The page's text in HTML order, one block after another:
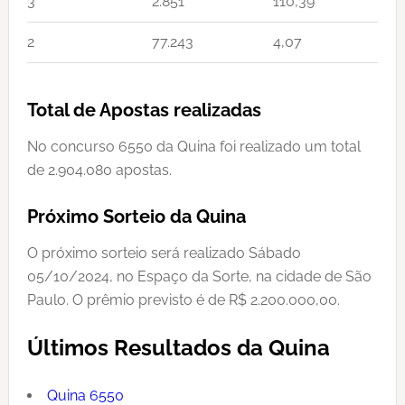
2 77.243 4,07
Total de Apostas realizadas
No concurso 6550 da Quina foi realizado um total
de 2.904.080 apostas.
Próximo Sorteio da Quina
O próximo sorteio será realizado Sábado
05/10/2024, no Espaço da Sorte, na cidade de São
Paulo. O prêmio previsto é de R$ 2.200.000,00.
Últimos Resultados da Quina
Quina 6550